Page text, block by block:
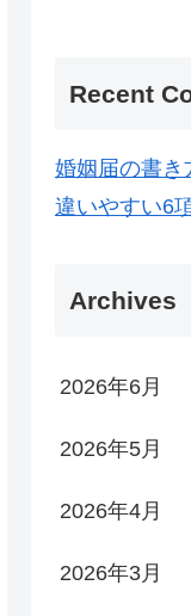
Recent
婚姻届の書き
違いやすい6
Archives
2026年6月
2026年5月
2026年4月
2026年3月